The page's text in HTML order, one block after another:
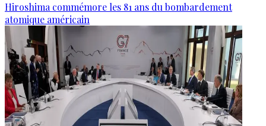
Hiroshima commémore les 81 ans du bombardement
atomique américain